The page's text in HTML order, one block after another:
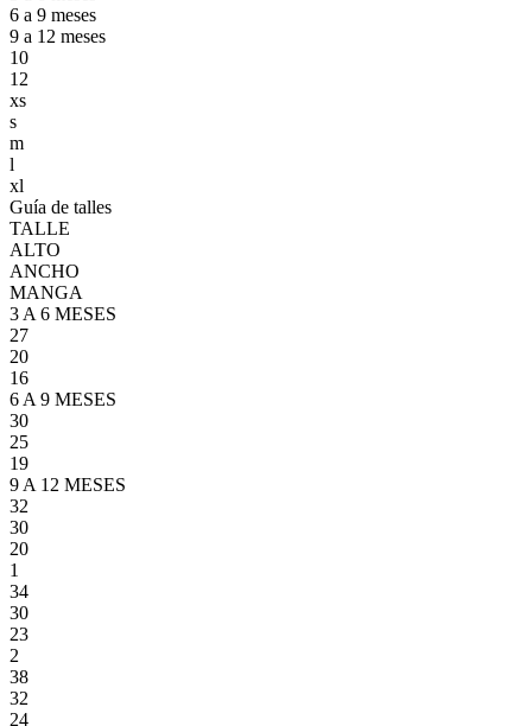
6 a 9 meses
9 a 12 meses
10
12
xs
s
m
l
xl
Guía de talles
TALLE
ALTO
ANCHO
MANGA
3 A 6 MESES
27
20
16
6 A 9 MESES
30
25
19
9 A 12 MESES
32
30
20
1
34
30
23
2
38
32
24